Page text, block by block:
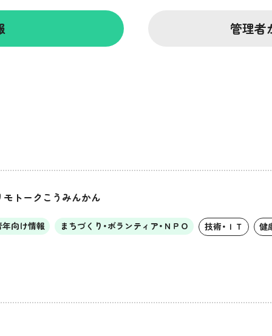
管理者
トークこうみんかん
年向け情報 まちづくり・ボランティア・ＮＰＯ 技術・ＩＴ 健